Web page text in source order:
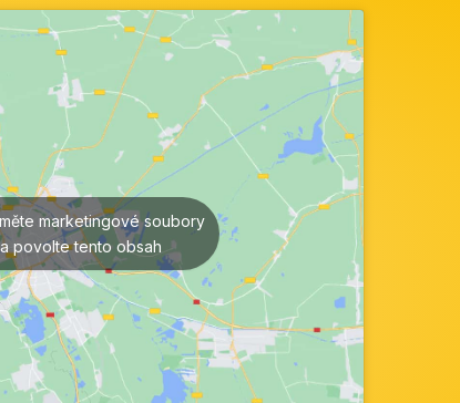
marketingové soubory
povolte tento obsah